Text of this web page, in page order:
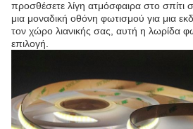
προσθέσετε λίγη ατμόσφαιρα στο σπίτι
μια μοναδική οθόνη φωτισμού για μια
τον χώρο λιανικής σας, αυτή η λωρίδα
επιλογή.